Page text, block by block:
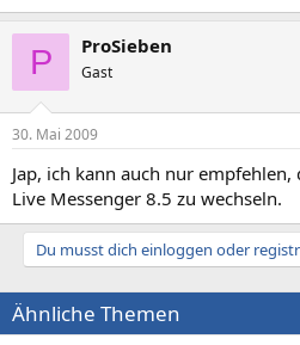
P ProSieben
Gast
30. Mai 2009
Jap, ich kann auch nur
Live Messenger 8.5 zu wechseln.
Du musst dich einloggen oder
Ähnliche Themen